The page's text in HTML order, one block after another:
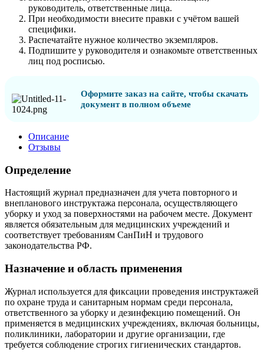
руководитель, ответственные лица.
При необходимости внесите правки с учётом вашей
специфики.
Распечатайте нужное количество экземпляров.
Подпишите у руководителя и ознакомьте ответственных
лиц под росписью.
Оформите заказ на сайте, чтобы скачать
документ в полном объеме
Описание
Отзывы
Определение
Настоящий журнал предназначен для учета повторного и
внепланового инструктажа персонала, осуществляющего
уборку и уход за поверхностями на рабочем месте. Документ
является обязательным для медицинских учреждений и
соответствует требованиям СанПиН и трудового
законодательства РФ.
Назначение и область применения
Журнал используется для фиксации проведения инструктажей
по охране труда и санитарным нормам среди персонала,
ответственного за уборку и дезинфекцию помещений. Он
применяется в медицинских учреждениях, включая больницы,
поликлиники, лаборатории и другие организации, где
требуется соблюдение строгих гигиенических стандартов.